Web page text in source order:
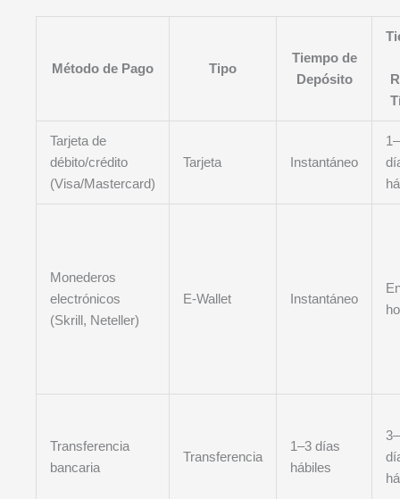
Método de Pago Tipo
Tiempo de
Depósito
Tarjeta de
débito/crédito
(Visa/Mastercard)
Tarjeta Instantáneo
Monederos
electrónicos
(Skrill, Neteller)
E-Wallet Instantáneo
Transferencia
bancaria
Transferencia
1–3 días
hábiles